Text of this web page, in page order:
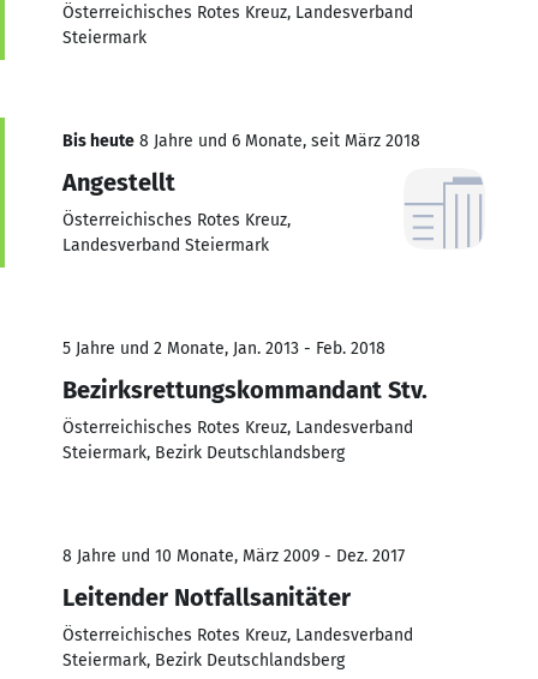
Österreichisches Rotes Kreuz, Landesverband
Steiermark
Bis heute 8 Jahre und 6 Monate, seit März 2018
Angestellt
Österreichisches Rotes Kreuz,
Landesverband Steiermark
5 Jahre und 2 Monate, Jan. 2013 - Feb. 2018
Bezirksrettungskommandant Stv.
Österreichisches Rotes Kreuz, Landesverband
Steiermark, Bezirk Deutschlandsberg
8 Jahre und 10 Monate, März 2009 - Dez. 2017
Leitender Notfallsanitäter
Österreichisches Rotes Kreuz, Landesverband
Steiermark, Bezirk Deutschlandsberg